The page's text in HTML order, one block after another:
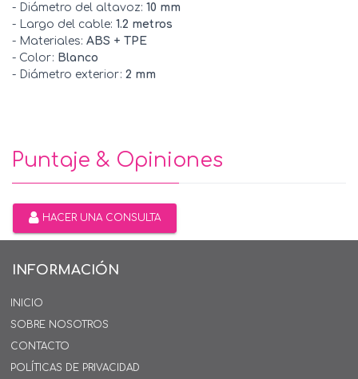
- Diámetro del altavoz: 10 mm
- Largo del cable: 1.2 metros
- Materiales: ABS + TPE
- Color: Blanco
- Diámetro exterior: 2 mm
Puntaje & Opiniones
HACER UNA CONSULTA
INFORMACIÓN
INICIO
SOBRE NOSOTROS
CONTACTO
POLÍTICAS DE PRIVACIDAD